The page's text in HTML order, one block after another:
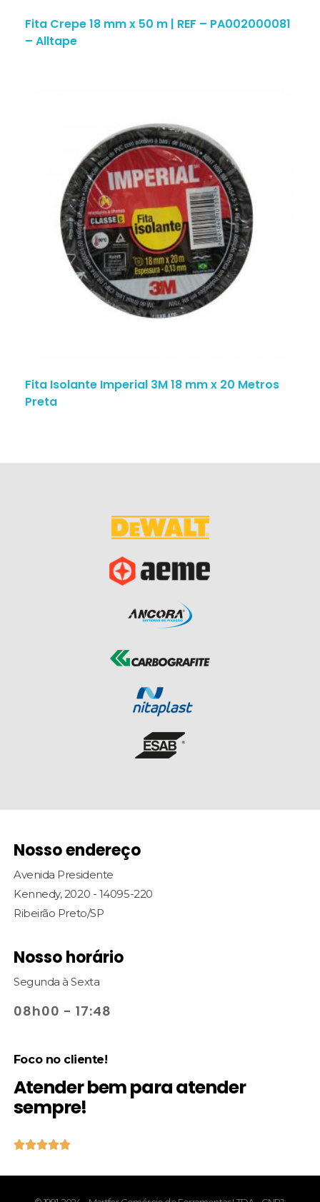
Fita Crepe 18 mm x 50 m | REF – PA002000081
– Alltape
Fita Isolante Imperial 3M 18 mm x 20 Metros
Preta
Nosso endereço
Avenida Presidente
Kennedy, 2020 - 14095-220
Ribeirão Preto/SP
Nosso horário
Segunda à Sexta
08h00 - 17:48
Foco no cliente!
Atender bem para atender
sempre!
